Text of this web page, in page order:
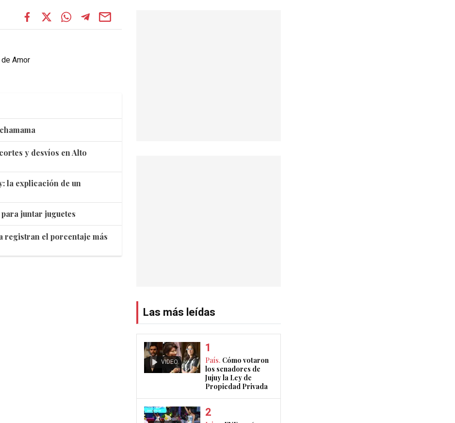
Amor
y desvíos en Alto
la explicación de un
juntar juguetes
registran el porcentaje más
Las más leídas
VIDEO País. Cómo votaron
los senadores de
Jujuy la Ley de
Propiedad Privada